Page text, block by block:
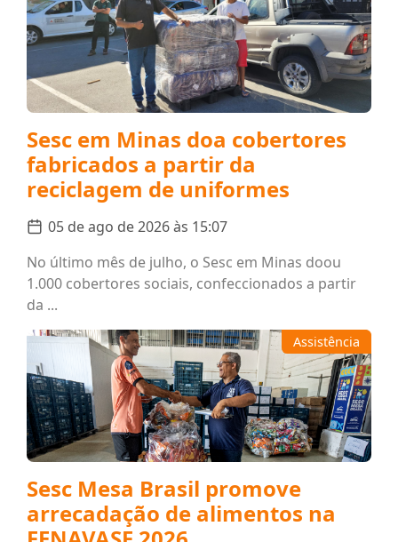
Sesc em Minas doa cobertores
fabricados a partir da
reciclagem de uniformes
05 de ago de 2026 às 15:07
No último mês de julho, o Sesc em Minas doou
1.000 cobertores sociais, confeccionados a partir
da ...
Assistência
Sesc Mesa Brasil promove
arrecadação de alimentos na